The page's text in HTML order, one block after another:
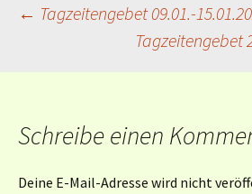
← Tagzeitengebet 09.01.-
Tagzeitengebet
Schreibe einen
Deine E-Mail-Adresse wird nicht